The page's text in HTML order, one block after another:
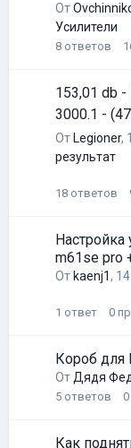
От
Усилители
8 ответов
153,01 db
3000.1 -
От Legioner,
результат
18 ответов
Настройка
m61se pro
От kaenj1,
1 ответ 0
Короб для
От Дядя
5 ответов 0
Как